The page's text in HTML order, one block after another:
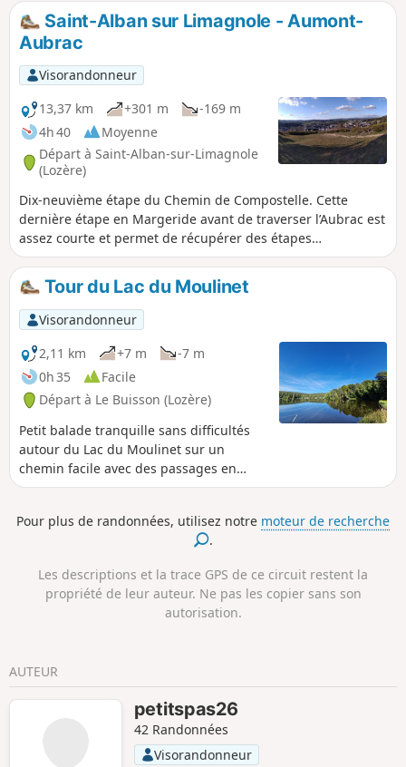
Saint-Alban sur Limagnole - Aumont-
Aubrac
Visorandonneur
13,37 km
+301 m
-169 m
4h 40
Moyenne
Départ à Saint-Alban-sur-Limagnole
(Lozère)
Dix-neuvième étape du Chemin de Compostelle. Cette
dernière étape en Margeride avant de traverser l’Aubrac est
assez courte et permet de récupérer des étapes
précédentes en visitant la jolie ville d'Aumont-Aubrac. Vous
traversez un pays de ruisseaux, de plantes de montagnes
avec des paysages magnifiques !
Tour du Lac du Moulinet
Visorandonneur
2,11 km
+7 m
-7 m
0h 35
Facile
Départ à Le Buisson (Lozère)
Petit balade tranquille sans difficultés
autour du Lac du Moulinet sur un
chemin facile avec des passages en
pontons sur les zones marécageuses.
activités nautiques possibles. Bar sur
place. Magnifique en automne mais
Pour plus de randonnées, utilisez notre moteur de recherche
.
Les descriptions et la trace GPS de ce circuit restent la
propriété de leur auteur. Ne pas les copier sans son
autorisation.
AUTEUR
petitspas26
42 Randonnées
Visorandonneur